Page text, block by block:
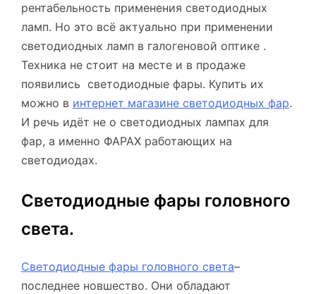
рентабельность применения светодиодных
ламп. Но это всё актуально при применении
светодиодных ламп в галогеновой оптике .
Техника не стоит на месте и в продаже
появились светодиодные фары. Купить их
можно в интернет магазине светодиодных фар.
И речь идёт не о светодиодных лампах для
фар, а именно ФАРАХ работающих на
светодиодах.
Светодиодные фары головного
света.
Светодиодные фары головного света–
последнее новшество. Они обладают